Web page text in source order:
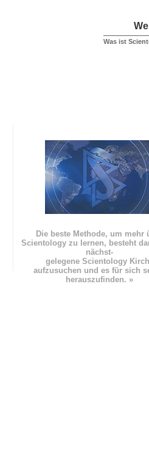
Was ist
Die beste Methode, um mehr
Scientology zu lernen, besteht
nächst-
gelegene Scientology
aufzusuchen und es für sich
herauszufinden. »